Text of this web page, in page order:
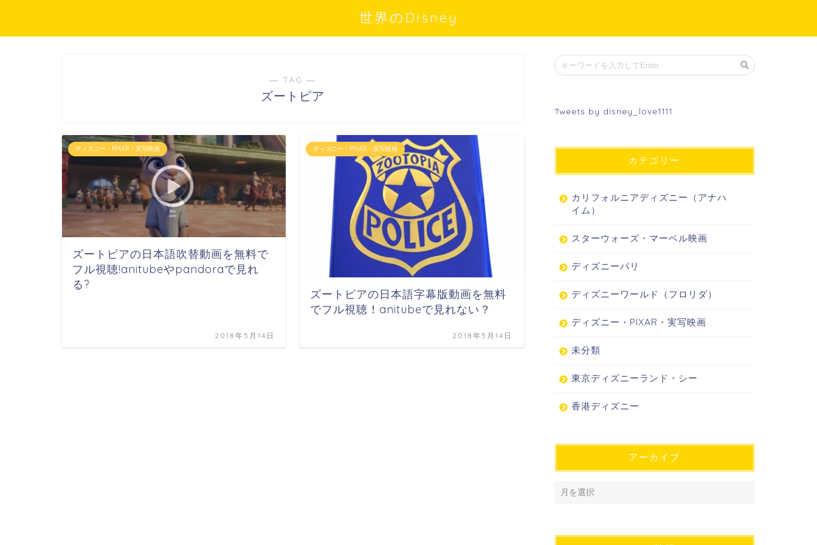
世界のDisney
― TAG ―
ズートピア
ディズニー・PIXAR・実写映画
ズートピアの日本語吹替動画を無料で
フル視聴!anitubeやpandoraで見れ
る?
2018年5月14日
ディズニー・PIXAR・実写映画
ズートピアの日本語字幕版動画を無料
でフル視聴！anitubeで見れない？
2018年5月14日
Tweets by disney_love1111
カテゴリー
カリフォルニアディズニー（アナハ
イム）
スターウォーズ・マーベル映画
ディズニーパリ
ディズニーワールド（フロリダ）
ディズニー・PIXAR・実写映画
未分類
東京ディズニーランド・シー
香港ディズニー
アーカイブ